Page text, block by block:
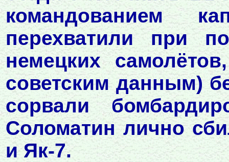
командованием
перехватили при
немецких
советским данным)
сорвали
Соломатин лично
и Як-7.